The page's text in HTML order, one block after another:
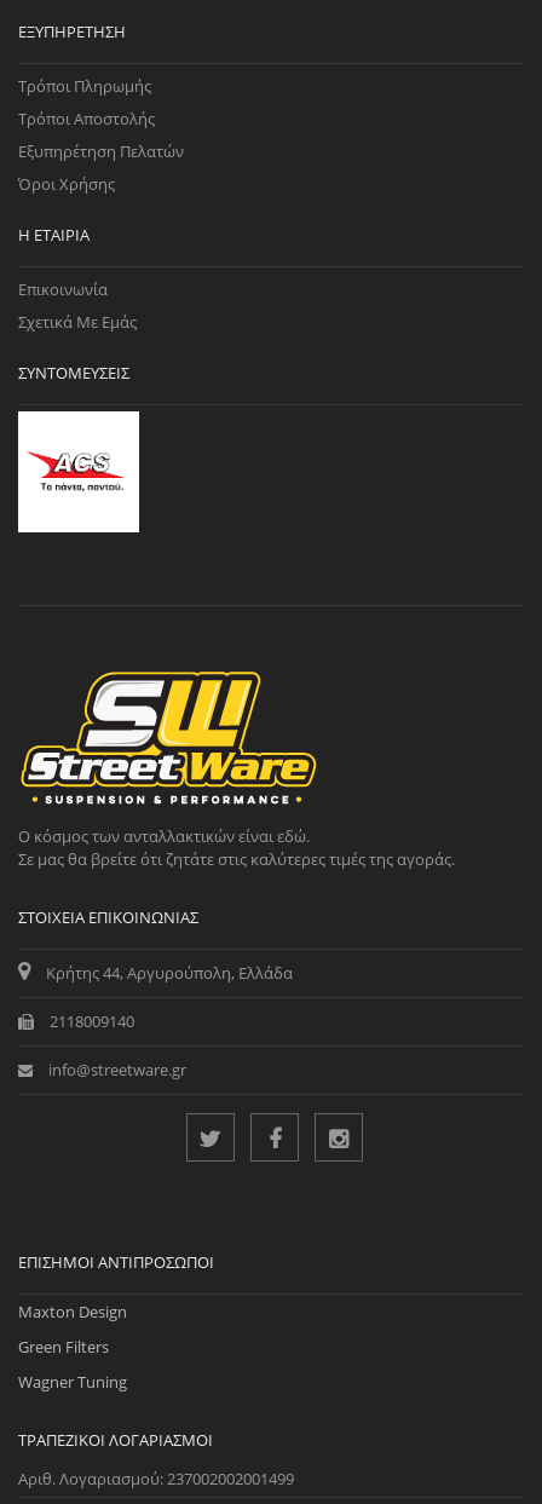
ΕΞΥΠΗΡΈΤΗΣΗ
Τρόποι Πληρωμής
Τρόποι Αποστολής
Εξυπηρέτηση Πελατών
Όροι Χρήσης
Η ΕΤΑΙΡΊΑ
Επικοινωνία
Σχετικά Με Εμάς
ΣΥΝΤΟΜΕΎΣΕΙΣ
Ο κόσμος των ανταλλακτικών είναι εδώ.
Σε μας θα βρείτε ότι ζητάτε στις καλύτερες τιμές της αγοράς.
ΣΤΟΙΧΕΊΑ ΕΠΙΚΟΙΝΩΝΊΑΣ
Κρήτης 44, Αργυρούπολη, Ελλάδα
2118009140
info@streetware.gr
ΕΠΊΣΗΜΟΙ ΑΝΤΙΠΡΌΣΩΠΟΙ
Maxton Design
Green Filters
Wagner Tuning
ΤΡΑΠΕΖΙΚΟΊ ΛΟΓΑΡΙΑΣΜΟΊ
Αριθ. Λογαριασμού: 237002002001499